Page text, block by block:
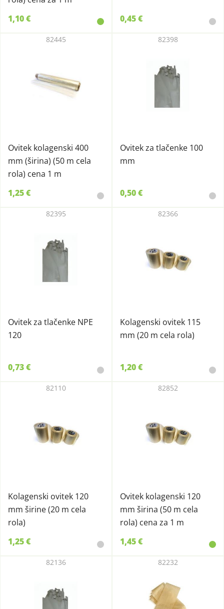
1,10 €
0,45 €
Ovitek kolagenski 400
mm (širina) (50 m cela
rola) cena 1 m
82445
1,25 €
Ovitek za tlačenke 100
mm
82398
0,50 €
Ovitek za tlačenke NPE
120
82395
0,73 €
Kolagenski ovitek 115
mm (20 m cela rola)
82366
1,20 €
Kolagenski ovitek 120
mm širine (20 m cela
rola)
82110
1,25 €
Ovitek kolagenski 120
mm širina (50 m cela
rola) cena za 1 m
82852
1,45 €
82136 82232